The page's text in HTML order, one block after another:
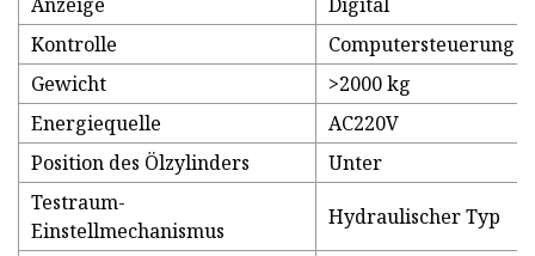
Anzeige
Digital
Kontrolle
Computersteuerung
Gewicht
>2000 kg
Energiequelle
AC220V
Position des Ölzylinders
Unter
Testraum-
Einstellmechanismus
Hydraulischer Typ